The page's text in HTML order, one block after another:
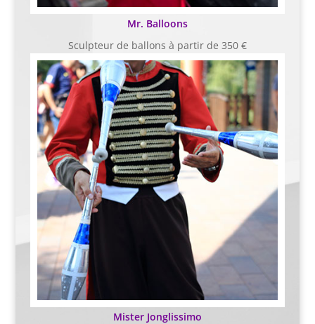
Mr. Balloons
Sculpteur de ballons à partir de 350 €
Mister Jonglissimo